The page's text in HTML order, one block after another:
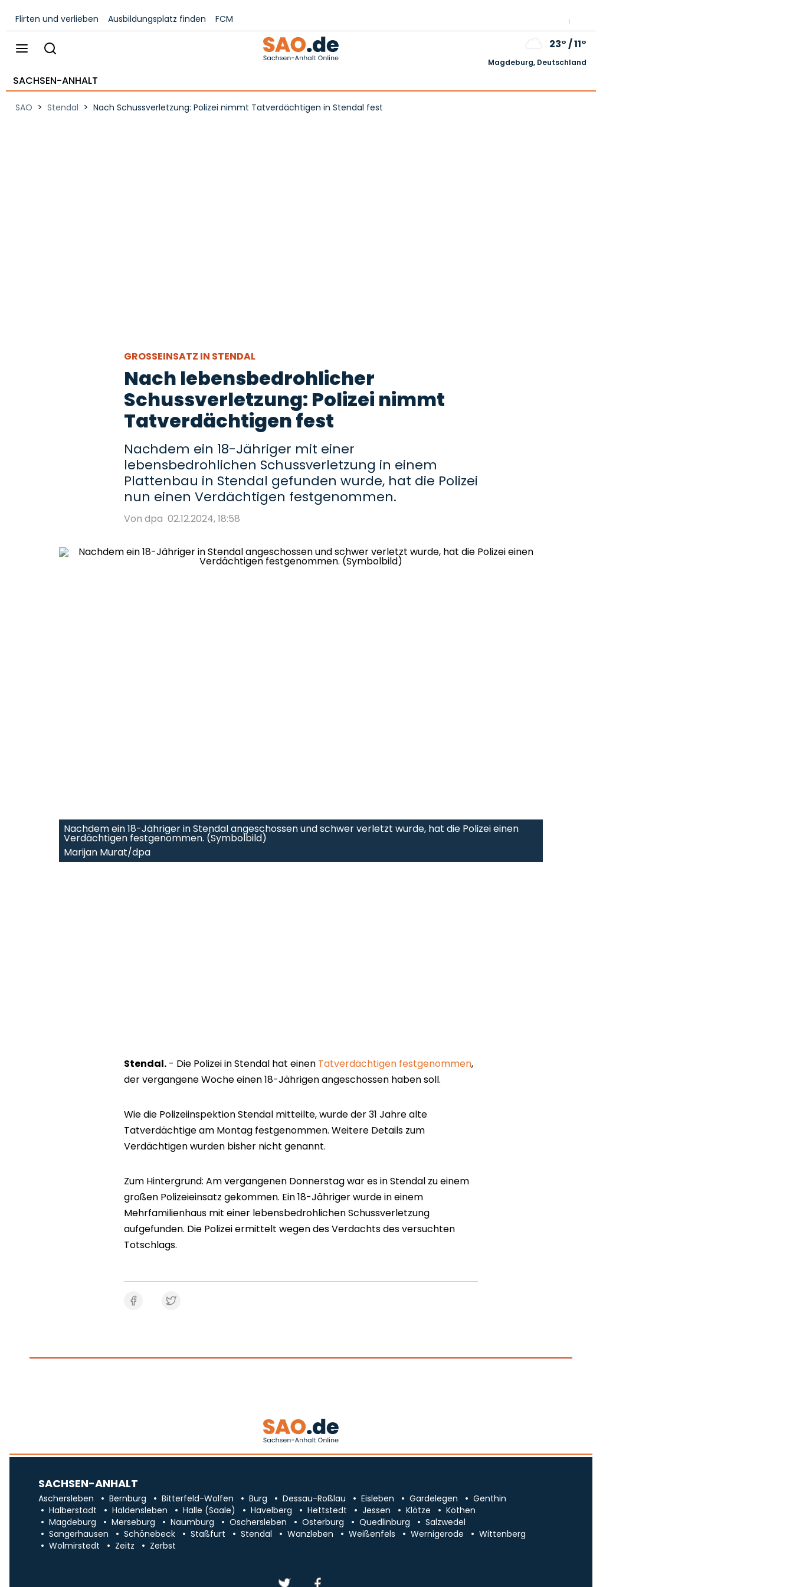
Flirten und verlieben Ausbildungsplatz finden FCM
23°/11°
Magdeburg, Deutschland
SACHSEN-ANHALT
SAO > Stendal > Nach Schussverletzung: Polizei nimmt Tatverdächtigen in Stendal fest
GROSSEINSATZ IN STENDAL
Nach lebensbedrohlicher
Schussverletzung: Polizei nimmt
Tatverdächtigen fest
Nachdem ein 18-Jähriger mit einer
lebensbedrohlichen Schussverletzung in einem
Plattenbau in Stendal gefunden wurde, hat die Polizei
nun einen Verdächtigen festgenommen.
Von dpa 02.12.2024, 18:58
Nachdem ein 18-Jähriger in Stendal angeschossen und schwer verletzt wurde, hat die Polizei einen
Verdächtigen festgenommen. (Symbolbild)
Marijan Murat/dpa
Stendal. - Die Polizei in Stendal hat einen Tatverdächtigen festgenommen,
der vergangene Woche einen 18-Jährigen angeschossen haben soll.
Wie die Polizeiinspektion Stendal mitteilte, wurde der 31 Jahre alte
Tatverdächtige am Montag festgenommen. Weitere Details zum
Verdächtigen wurden bisher nicht genannt.
Zum Hintergrund: Am vergangenen Donnerstag war es in Stendal zu einem
großen Polizeieinsatz gekommen. Ein 18-Jähriger wurde in einem
Mehrfamilienhaus mit einer lebensbedrohlichen Schussverletzung
aufgefunden. Die Polizei ermittelt wegen des Verdachts des versuchten
Totschlags.
SACHSEN-ANHALT
Aschersleben Bernburg Bitterfeld-Wolfen Burg Dessau-Roßlau Eisleben Gardelegen
Genthin
Halberstadt
Haldensleben Halle (Saale) Havelberg Hettstedt Jessen Klötze
Köthen
Magdeburg
Merseburg Naumburg Oschersleben Osterburg Quedlinburg
Salzwedel
Sangerhausen
Schönebeck Staßfurt Stendal Wanzleben Weißenfels Wernigerode
Wittenberg
Wolmirstedt
Zeitz Zerbst